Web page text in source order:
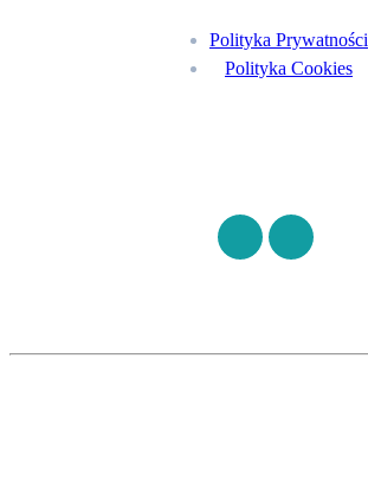
Polityka Prywatności
Polityka Cookies